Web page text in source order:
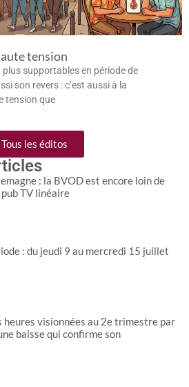
tension
supportables en période de
son revers : c’est aussi à la
tension que
Tous les éditos
: la BVOD est encore loin de
TV linéaire
: du jeudi 9 au mercredi 15 juillet
heures visionnées au 2e trimestre par
baisse qui confirme son